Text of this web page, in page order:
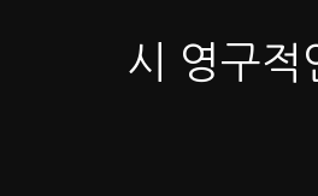
시 영구적